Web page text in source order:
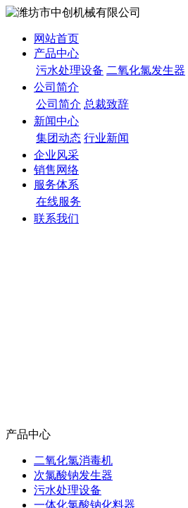
网站首页
产品中心
污水处理设备 二氧化氯发生器
公司简介
公司简介 总裁致辞
新闻中心
集团动态 行业新闻
企业风采
销售网络
服务体系
在线服务
联系我们
产品中心
二氧化氯消毒机
次氯酸钠发生器
污水处理设备
一体化氯酸钠化料器